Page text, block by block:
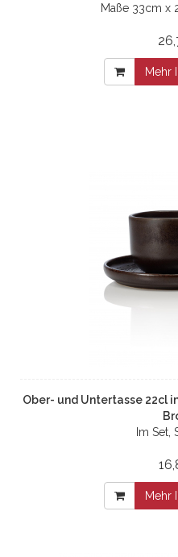
Maße 33cm x
Mehr
Ober- und Untertasse 22cl
Im Set,
Mehr